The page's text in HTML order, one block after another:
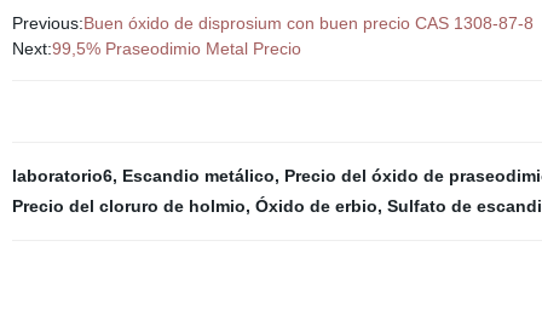
Previous:Buen óxido de disprosium con buen precio CAS 1308-87-8
Next:99,5% Praseodimio Metal Precio
laboratorio6, Escandio metálico, Precio del óxido de
Precio del cloruro de holmio, Óxido de erbio, Sulfato de